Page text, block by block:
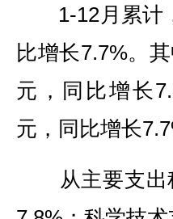
1-12月累计，
比增长7.7%。
元，同比增长
元，同比增长
从主要支出科